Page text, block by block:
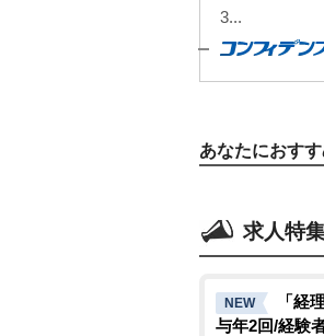
3...
あなたにおす
求人特
NEW
「経
与年2回/経験